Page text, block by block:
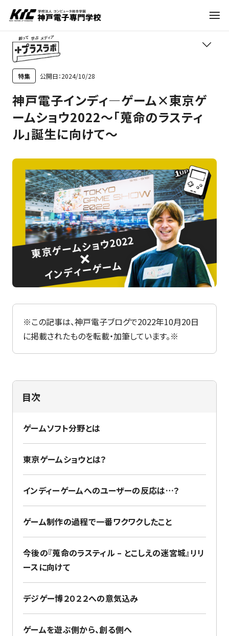
学科・コース
訪問者別
就職・資格
入試情報
神戸電子について
最新のお知らせ
+プラスラボ
1日最大2つの学科説明＆体験授業
神戸電子をもっと知る
こちら
TOP
学びの紹介
職業紹介
トレンド
進路アドバイス
特集
神戸電子専門学校サイト
特集 公開日：2024/10/28
神戸電子インディ―ゲーム×東京ゲ
ームショウ2022～「蒐命のラスティ
ル」誕生に向けて～
※この記事は、神戸電子ブログで2022年10月20日
に掲載されたものを転載・加筆しています。※
目次
ゲームソフト分野とは
東京ゲームショウとは？
インディーゲームへのユーザーの反応は…？
ゲーム制作の過程で一番ワクワクしたこと
今後の『蒐命のラスティル – とこしえの迷宮城』リリ
ースに向けて
デジゲー博２０２２への意気込み
ゲームを遊ぶ側から、創る側へ